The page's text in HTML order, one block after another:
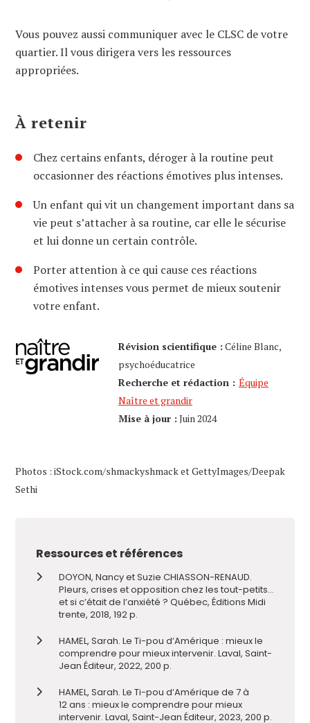
Vous pouvez aussi communiquer avec le CLSC de votre
quartier. Il vous dirigera vers les ressources
appropriées.
À retenir
Chez certains enfants, déroger à la routine peut
occasionner des réactions émotives plus intenses.
Un enfant qui vit un changement important dans sa
vie peut s’attacher à sa routine, car elle le sécurise
et lui donne un certain contrôle.
Porter attention à ce qui cause ces réactions
émotives intenses vous permet de mieux soutenir
votre enfant.
Révision scientifique : Céline Blanc,
psychoéducatrice
Recherche et rédaction : Équipe
Naître et grandir
Mise à jour : Juin 2024
Photos : iStock.com/shmackyshmack et GettyImages/Deepak
Sethi
Ressources et références
DOYON, Nancy et Suzie CHIASSON-RENAUD.
Pleurs, crises et opposition chez les tout-petits…
et si c’était de l’anxiété ? Québec, Éditions Midi
trente, 2018, 192 p.
HAMEL, Sarah. Le Ti-pou d’Amérique : mieux le
comprendre pour mieux intervenir. Laval, Saint-
Jean Éditeur, 2022, 200 p.
HAMEL, Sarah. Le Ti-pou d’Amérique de 7 à
12 ans : mieux le comprendre pour mieux
intervenir. Laval, Saint-Jean Éditeur, 2023, 200 p.